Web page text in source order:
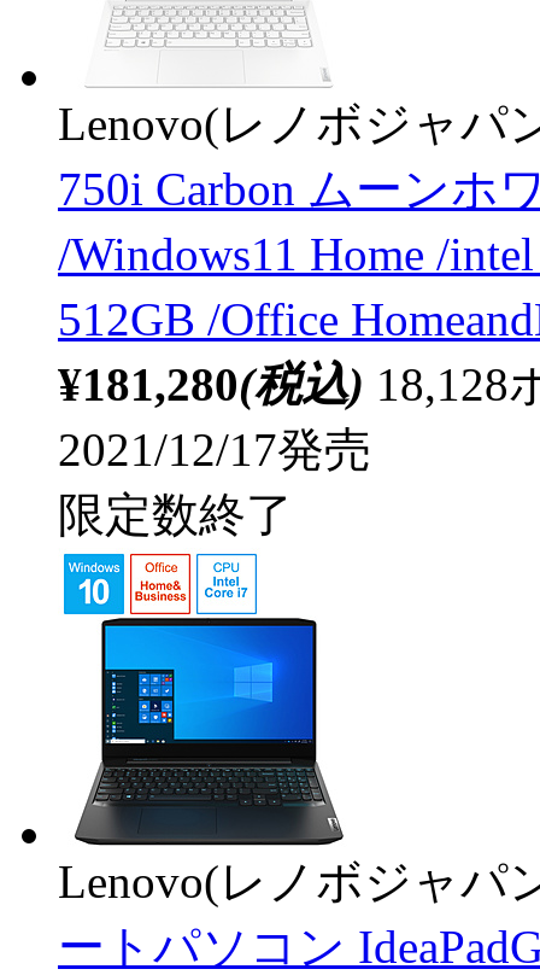
Lenovo(レノボジャパ
750i Carbon ムーンホ
/Windows11 Home /
512GB /Office
¥181,280(税込) 18,128
2021/12/17発売
限定数終了
Lenovo(レノボジャパ
ートパソコン